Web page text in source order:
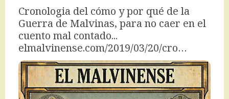
Cronologia del cómo y por qué de la
Guerra de Malvinas, para no caer en el
elmalvinense.com/2019/03/20/cro…